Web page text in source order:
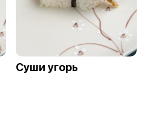
Суши угорь